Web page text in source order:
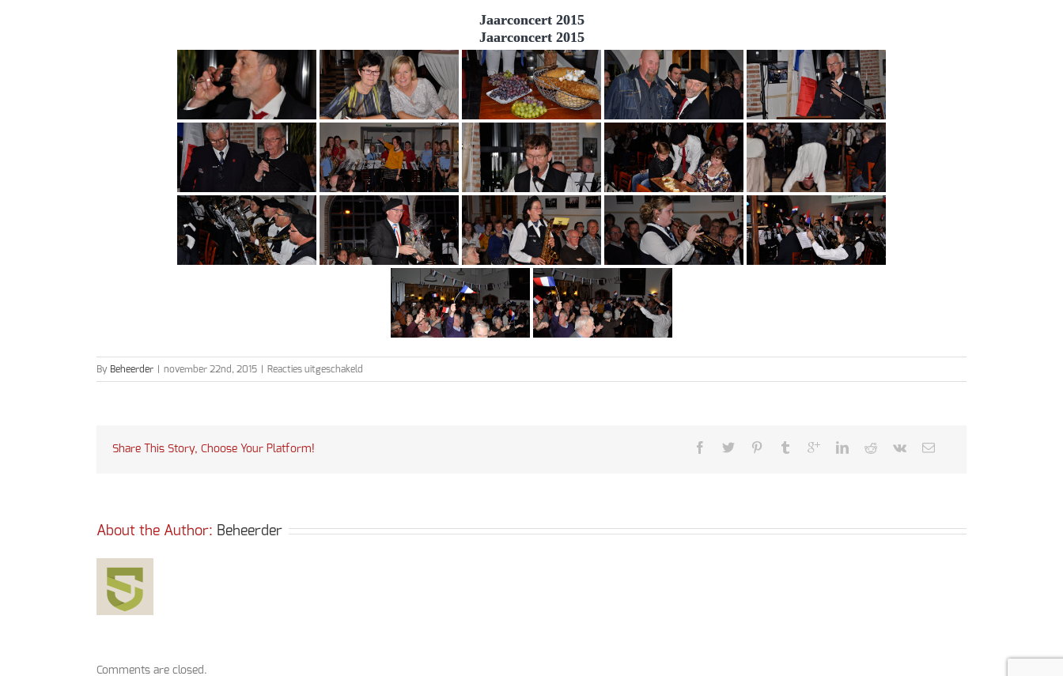
Jaarconcert 2015
Jaarconcert 2015
By Beheerder november 22nd, 2015 Reacties uitgeschakeld
Jaarconcert
Share This Story, Choose Your Platform!
About the Author: Beheerder
Comments are closed.